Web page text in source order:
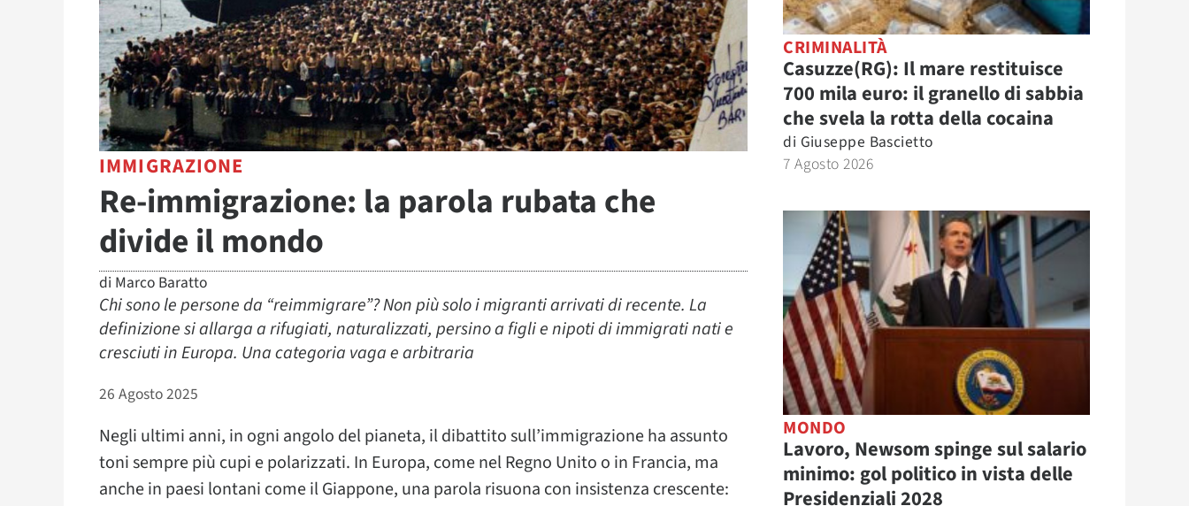
IMMIGRAZIONE
Re-immigrazione: la parola rubata che
divide il mondo
di Marco Baratto
Chi sono le persone da “reimmigrare”? Non più solo i migranti arrivati di recente. La
definizione si allarga a rifugiati, naturalizzati, persino a figli e nipoti di immigrati nati e
cresciuti in Europa. Una categoria vaga e arbitraria
26 Agosto 2025
Negli ultimi anni, in ogni angolo del pianeta, il dibattito sull’immigrazione ha assunto
toni sempre più cupi e polarizzati. In Europa, come nel Regno Unito o in Francia, ma
anche in paesi lontani come il Giappone, una parola risuona con insistenza crescente:
CRIMINALITÀ
Casuzze(RG): Il mare restituisce
700 mila euro: il granello di sabbia
che svela la rotta della cocaina
di Giuseppe Bascietto
7 Agosto 2026
MONDO
Lavoro, Newsom spinge sul salario
minimo: gol politico in vista delle
Presidenziali 2028